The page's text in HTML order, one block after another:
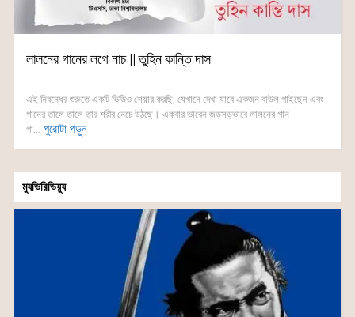
লালনের গানের লগে নাচ || তুহিন কান্তি দাস
এই নিবন্ধের শুরুতে একটি ভিডিও শেয়ার করছি, যেখানে দেখা যাবে একজন বাউল গাইছেন এবং
গানের তালে তালে তার শরীর নেচে উঠছে। একবার ভাবেন জড়সড়ভাবে লালনের গান
গা...
পুরোটা পড়ুন
ম্যুভিরিভিয়্যু